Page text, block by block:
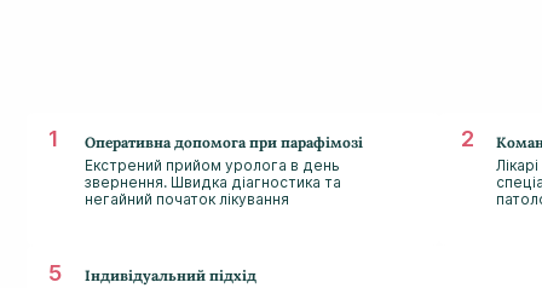
Оперативна допомога при парафімозі
Екстрений прийом уролога в день
звернення. Швидка діагностика та
негайний початок лікування
Індивідуальний підхід